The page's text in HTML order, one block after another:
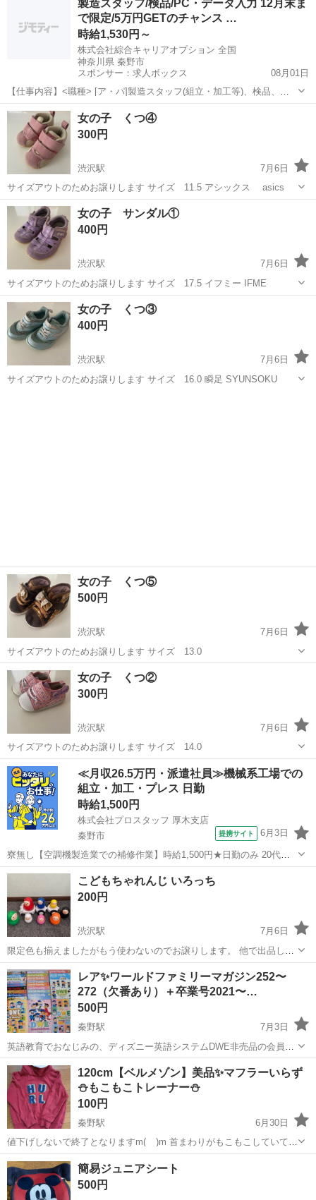
んのため勇気が出ず…(。´Д⊂) 現在、新品未使用のものは入手困難の製造スタッフ/検品/PC・データ入力 12月末ま
で限定/5万円GETのチャンス …
時給1,530円～
株式会社綜合キャリアオプション 全国
神奈川県 秦野市
スポンサー：求人ボックス
08月01日
【仕事内容】<職種> [ア・パ]製造スタッフ(組立・加工等)、検品、デ
ータ入力、タイピング(PC・パソコン・インターネット) <雇用形態>
アルバイト・パート <給与> [ア・パ]時給1,530円～ 交通費:一部支給
日払いOK!...
アルバイト・パート
女の子 くつ④
300円
渋沢駅
7月6日
サイズアウトのためお譲りします サイズ 11.5 アシックス asics
神奈川 秦野市 渋沢駅 キッズ用品
女の子 サンダル①
400円
渋沢駅
7月6日
サイズアウトのためお譲りします サイズ 17.5 イフミー IFME
神奈川 秦野市 渋沢駅 キッズ用品
女の子 くつ③
400円
渋沢駅
7月6日
サイズアウトのためお譲りします サイズ 16.0 瞬足 SYUNSOKU
女の子 くつ⑤
500円
渋沢駅
7月6日
サイズアウトのためお譲りします サイズ 13.0
神奈川 秦野市 渋沢駅 キッズ用品
女の子 くつ②
300円
渋沢駅
7月6日
サイズアウトのためお譲りします サイズ 14.0
神奈川 秦野市 渋沢駅 キッズ用品 譲り
≪月収26.5万円・派遣社員≫機械系工場での
組立・加工・プレス 日勤
時給1,500円
株式会社プロスタッフ 厚木支店
秦野市
提携サイト 6月3日
寮無し【空調機製造業での補修作業】時給1,500円★日勤のみ 20代、
30代活躍中 空調機架台の補修作業・シーリング作業 空調機に使用され
る架台（鉄製フレーム）の 補修作業やシーリング作業を行います。 架
台は受注生産の...
神奈川 秦野市 その他
こどもちゃれんじ いろっち
200円
渋沢駅
7月6日
限定色も揃えましたがもう使わないのでお譲りします。 他で出品して
いるパーツとくっつけて遊べます
神奈川 秦野市 キッズ用品
レア✨️ワールドファミリーマガジン252〜
272（欠番あり）＋卒業号2021〜…
500円
秦野駅
7月3日
英語教育でおなじみの、ディズニー英語システムDWE非売品の会員誌
になります。 251(2022年５、６月号)〜272(2025年11,12月号最新刊)ま
であります。 ※こちら３冊ほど記念のため、抜いてあります。 欠...
神奈川 秦野市 秦野駅 キッズ用品 ワールドファミリー
120cm【ベルメゾン】美品✨マフラーいらず
⛄もこもこトレーナー⛄
100円
秦野駅
6月30日
値下げしないで終了となりますm(__)m 首まわりがもこもこしていて、
マフラーいらずのトレーナー⛄ ☆本体 綿100% ボア部分 ポリエ
ステル100% マフラー苦手キッズ 公園などで遊ぶとき、安全あん...
神奈川 秦野市 秦野駅 キッズ用品
簡易ジュニアシート
500円